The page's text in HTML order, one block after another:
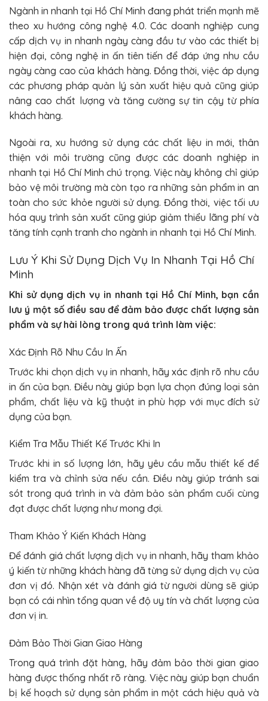
Ngành in nhanh tại Hồ Chí Minh đang phát triển mạnh mẽ
theo xu hướng công nghệ 4.0. Các doanh nghiệp cung
cấp dịch vụ in nhanh ngày càng đầu tư vào các thiết bị
hiện đại, công nghệ in ấn tiên tiến để đáp ứng nhu cầu
ngày càng cao của khách hàng. Đồng thời, việc áp dụng
các phương pháp quản lý sản xuất hiệu quả cũng giúp
nâng cao chất lượng và tăng cường sự tin cậy từ phía
khách hàng.
Ngoài ra, xu hướng sử dụng các chất liệu in mới, thân
thiện với môi trường cũng được các doanh nghiệp in
nhanh tại Hồ Chí Minh chú trọng. Việc này không chỉ giúp
bảo vệ môi trường mà còn tạo ra những sản phẩm in an
toàn cho sức khỏe người sử dụng. Đồng thời, việc tối ưu
hóa quy trình sản xuất cũng giúp giảm thiểu lãng phí và
tăng tính cạnh tranh cho ngành in nhanh tại Hồ Chí Minh.
Lưu Ý Khi Sử Dụng Dịch Vụ In Nhanh Tại Hồ Chí
Minh
Khi sử dụng dịch vụ in nhanh tại Hồ Chí Minh, bạn cần
lưu ý một số điều sau để đảm bảo được chất lượng sản
phẩm và sự hài lòng trong quá trình làm việc:
Xác Định Rõ Nhu Cầu In Ấn
Trước khi chọn dịch vụ in nhanh, hãy xác định rõ nhu cầu
in ấn của bạn. Điều này giúp bạn lựa chọn đúng loại sản
phẩm, chất liệu và kỹ thuật in phù hợp với mục đích sử
dụng của bạn.
Kiểm Tra Mẫu Thiết Kế Trước Khi In
Trước khi in số lượng lớn, hãy yêu cầu mẫu thiết kế để
kiểm tra và chỉnh sửa nếu cần. Điều này giúp tránh sai
sót trong quá trình in và đảm bảo sản phẩm cuối cùng
đạt được chất lượng như mong đợi.
Tham Khảo Ý Kiến Khách Hàng
Để đánh giá chất lượng dịch vụ in nhanh, hãy tham khảo
ý kiến từ những khách hàng đã từng sử dụng dịch vụ của
đơn vị đó. Nhận xét và đánh giá từ người dùng sẽ giúp
bạn có cái nhìn tổng quan về độ uy tín và chất lượng của
đơn vị in.
Đảm Bảo Thời Gian Giao Hàng
Trong quá trình đặt hàng, hãy đảm bảo thời gian giao
hàng được thống nhất rõ ràng. Việc này giúp bạn chuẩn
bị kế hoạch sử dụng sản phẩm in một cách hiệu quả và